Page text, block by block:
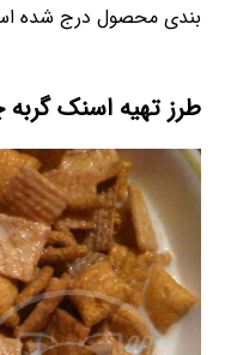
بندی محصول درج شده
طرز تهیه اسنک